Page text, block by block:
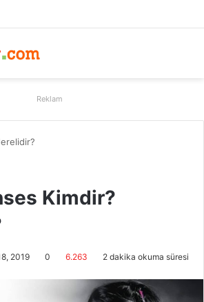
Reklam
Kimdir?
2019 0 6.263 2 dakika okuma süresi